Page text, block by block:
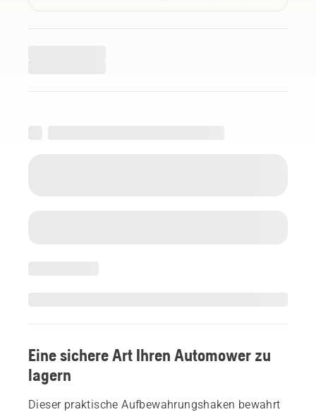
Eine sichere Art Ihren Automower zu
lagern
Dieser praktische Aufbewahrungshaken bewahrt